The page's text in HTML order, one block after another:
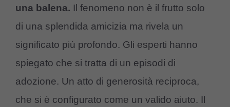
una balena. Il fenomeno non è il frutto solo
di una splendida amicizia ma rivela un
significato più profondo. Gli esperti hanno
spiegato che si tratta di un episodi di
adozione. Un atto di generosità reciproca,
che si è configurato come un valido aiuto. Il